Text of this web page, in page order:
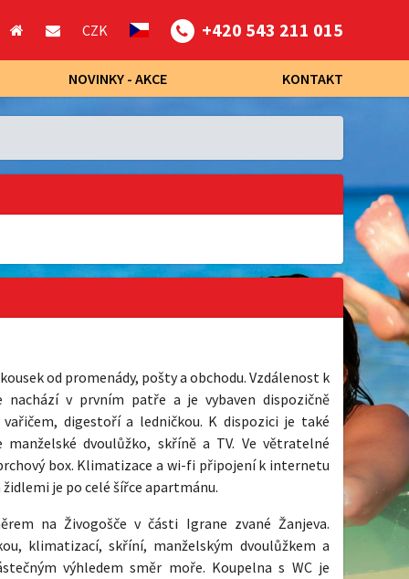
CZK +420 543 211 015
NOVINKY - AKCE KONTAKT
od promenády, pošty a obchodu. Vzdálenost k
v prvním patře a je vybaven dispozičně
digestoří a ledničkou. K dispozici je také
dvoulůžko, skříně a TV. Ve větratelné
box. Klimatizace a wi-fi připojení k internetu
je po celé šířce apartmánu.
na Živogošče v části Igrane zvané Žanjeva.
klimatizací, skříní, manželským dvoulůžkem a
výhledem směr moře. Koupelna s WC je